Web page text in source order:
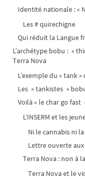
Identité nationale : «
Les # quirechigne
Qui réduit la Langue
L’archétype bobu : »
Terra Nova
L’exemple du « tank
Les » tankistes »
Voilà « le char go fast
L’INSERM et les
Ni le cannabis ni
Lettre ouverte
Terra Nova : non à
Terra Nova et le